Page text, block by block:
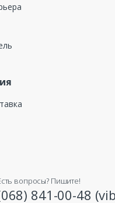
вопросы? Пишите!
841-00-48